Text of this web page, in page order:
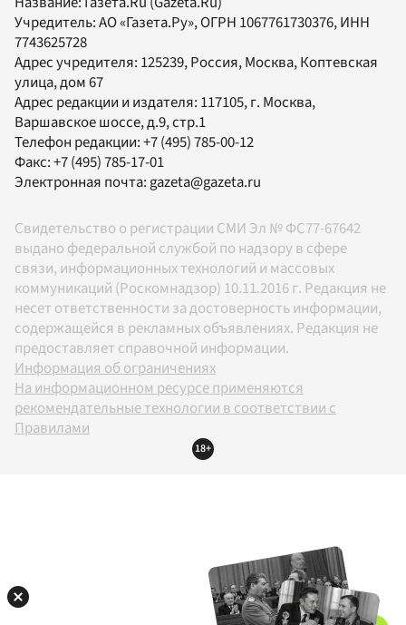
Учредитель:АО «Газета.Ру», ОГРН 1067761730376, ИНН
7743625728
Адрес учредителя: 125239, Россия, Москва, Коптевская
улица, дом 67
Адрес редакции и издателя: 117105, г. Москва,
Варшавское шоссе, д.9, стр.1
Телефон редакции:+7 (495) 785-00-12
Факс:+7 (495) 785-17-01
Электронная почта:gazeta@gazeta.ru
Свидетельство о регистрации СМИ Эл № ФС77-67642
выдано федеральной службой по надзору в сфере
связи, информационных технологий и массовых
коммуникаций (Роскомнадзор) 10.11.2016 г. Редакция не
несет ответственности за достоверность информации,
содержащейся в рекламных объявлениях. Редакция не
предоставляет справочной информации.
Информация об ограничениях
На информационном ресурсе применяются
рекомендательные технологии в соответствии с
Правилами
18+